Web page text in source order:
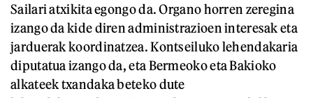
Sailari atxikita egongo da. Organo horren zeregina
izango da kide diren administrazioen interesak eta
jarduerak koordinatzea. Kontseiluko lehendakaria
diputatua izango da, eta Bermeoko eta Bakioko
alkateek txandaka beteko dute